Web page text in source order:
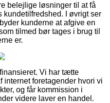
belejlige løsninger til at få
kundetilfredshed. I øvrigt ser
kunderne at afgive en
tilmed bør tages i brug til
er.
Vi har tætte
internet foretagender hvori vi
og får kommission i
videre laver en handel.